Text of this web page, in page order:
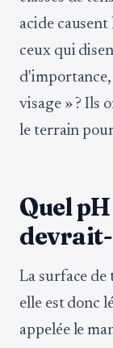
acide
ceux qui
d'importance,
visage » ? Ils
le terrain
Quel
La surface de
elle est donc
appelée le